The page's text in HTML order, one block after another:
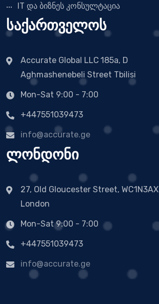
IT და ბიზნეს კონსულტაცია
საქართველოს
Accurate Global LLC 185a, D
Aghmashenebeli Street Tbilisi
Mon-Sat 9:00 - 7:00
+447551039473
info@accurate.ge
ლონდონი
27, Old Gloucester Street, WC1N3AX
London
Mon-Sat 9:00 - 7:00
+447551039473
info@accurate.ge